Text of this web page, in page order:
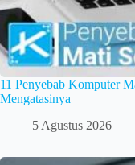
11 Penyebab Komputer
Mengatasinya
5 Agustus 2026